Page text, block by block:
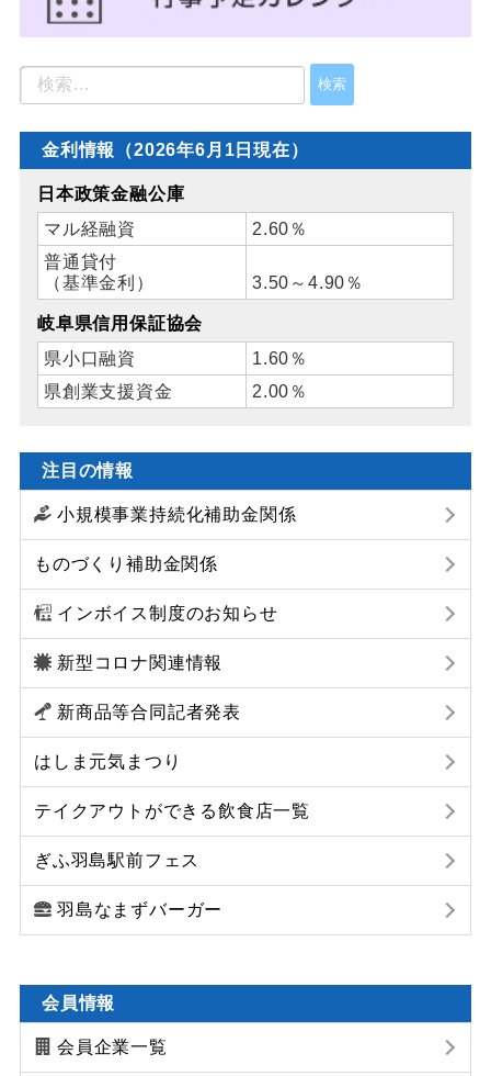
金利情報（2026年6月1日現在）
日本政策金融公庫
マル経融資
2.60％
普通貸付
（基準金利）
3.50～4.90％
岐阜県信用保証協会
県小口融資
1.60％
県創業支援資金
2.00％
注目の情報
小規模事業持続化補助金関係
ものづくり補助金関係
インボイス制度のお知らせ
新型コロナ関連情報
新商品等合同記者発表
はしま元気まつり
テイクアウトができる飲食店一覧
ぎふ羽島駅前フェス
羽島なまずバーガー
会員情報
会員企業一覧